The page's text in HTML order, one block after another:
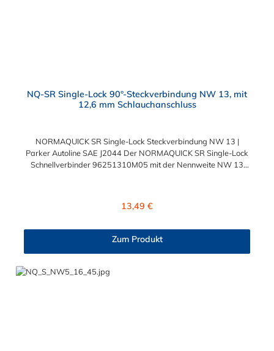
NQ-SR Single-Lock 90°-Steckverbindung NW 13, mit
12,6 mm Schlauchanschluss
NORMAQUICK SR Single-Lock Steckverbindung NW 13 |
Parker Autoline SAE J2044 Der NORMAQUICK SR Single-Lock
Schnellverbinder 96251310M05 mit der Nennweite NW 13
13,0 mm verbunden werden. Im Inneren des Steckverbinder
verschiedenen Materialien: FKM FVMQ Die Serie
NORMAQUICK SR Single-Lock entspricht der ehemaligen
Produktreihe Parker Autoline. Diese Parker Autoline SAE J2044
Steckverbindung hat einen Winkel von 90°.
Regulärer Preis:
13,49 €
Zum Produkt